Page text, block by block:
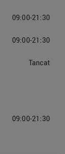
09:00-21:30
09:00-21:30
Tancat
09:00-21:30